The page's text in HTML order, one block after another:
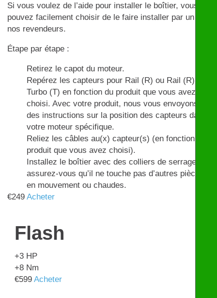
Si vous voulez de l’aide pour installer le boîtier, vous
pouvez facilement choisir de le faire installer par un de
nos revendeurs.
Étape par étape :
Retirez le capot du moteur.
Repérez les capteurs pour Rail (R) ou Rail (R) et
Turbo (T) en fonction du produit que vous avez
choisi. Avec votre produit, nous vous envoyons
des instructions sur la position des capteurs dans
votre moteur spécifique.
Reliez les câbles au(x) capteur(s) (en fonction du
produit que vous avez choisi).
Installez le boîtier avec des colliers de serrage et
assurez-vous qu’il ne touche pas d’autres pièces
en mouvement ou chaudes.
€249 Acheter
Flash
+3 HP
+8 Nm
€599 Acheter